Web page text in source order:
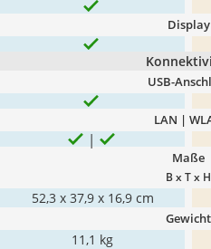
Display
USB-
LAN |
Maße
B x T x H
52,3 x 37,9 x 16,9 cm
Gewicht
11,1 kg